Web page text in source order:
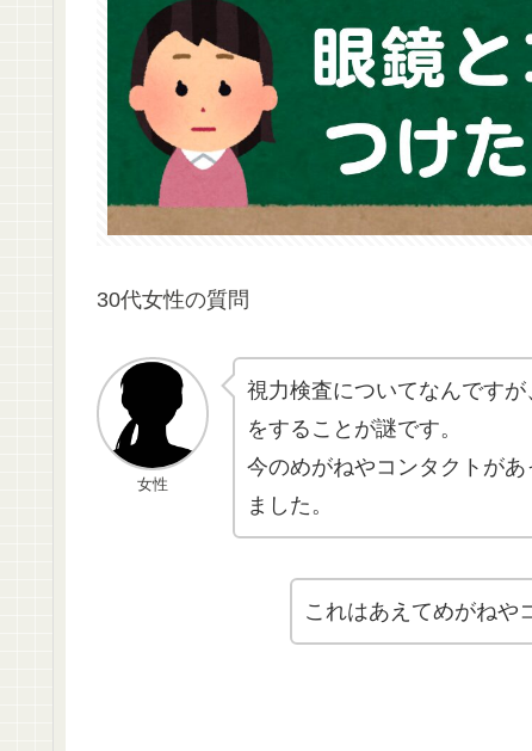
30代女性の質問
女性
視力検査についてなんです
をすることが謎です。
今のめがねやコンタクトが
ました。
これはあえてめがねや